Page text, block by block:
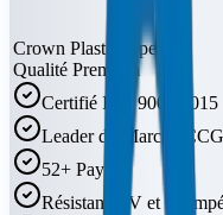
Crown Plastic Pipes
Qualité Premium
Certifié ISO 9001:2015
Leader du Marché CCG
52+ Pays
Résistant UV et